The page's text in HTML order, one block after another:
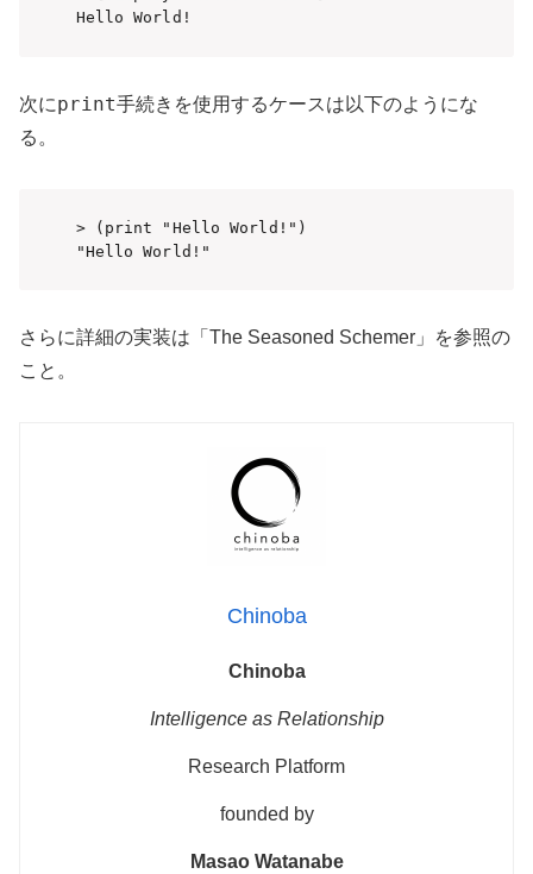
Hello World!
次にprint手続きを使用するケースは以下のようにな
る。
> (print "Hello World!")
"Hello World!"
さらに詳細の実装は「The Seasoned Schemer」を参照の
こと。
Chinoba
Chinoba
Intelligence as Relationship
Research Platform
founded by
Masao Watanabe